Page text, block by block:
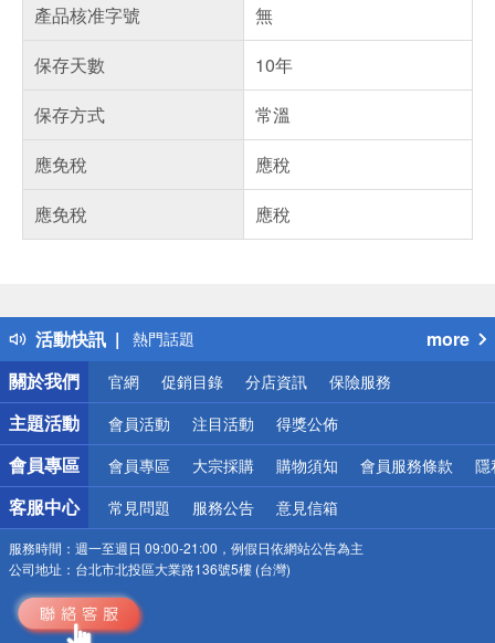
產品核准字號
無
保存天數
10年
保存方式
常溫
應免稅
應稅
應免稅
應稅
活動快訊
得獎公告
熱門話題
銀行優惠
偏遠地區配送
詐騙網頁！請小心！
more
關於我們
官網 促銷目錄 分店資訊 保險服務
主題活動 會員活動 注目活動 得獎公佈
會員專區 會員專區 大宗採購 購物須知 會員服務條款 隱
客服中心 常見問題 服務公告 意見信箱
服務時間： 週一至週日 09:00-21:00，例假日依網站公告為主
公司地址： 台北市北投區大業路136號5樓 (台灣)